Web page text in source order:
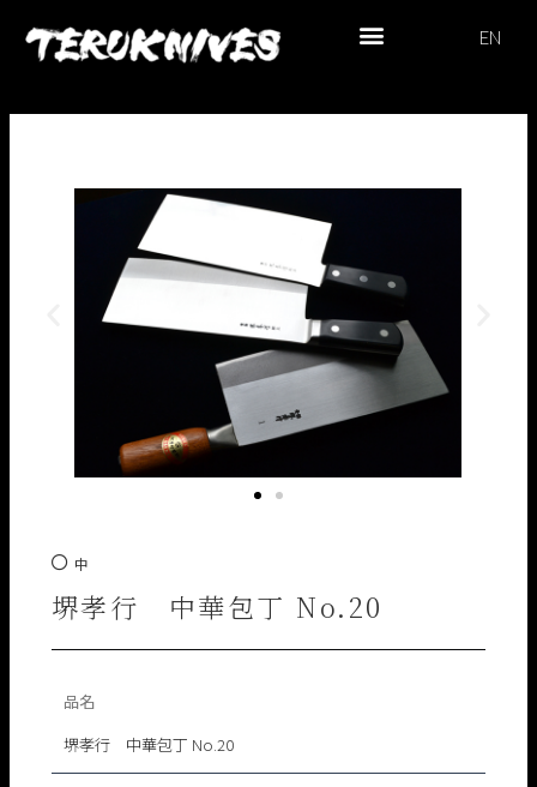
EN
中
堺孝行 中華包丁 No.20
品名
堺孝行 中華包丁 No.20